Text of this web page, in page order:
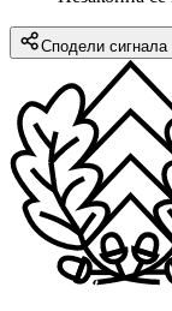
Сподели сигнала